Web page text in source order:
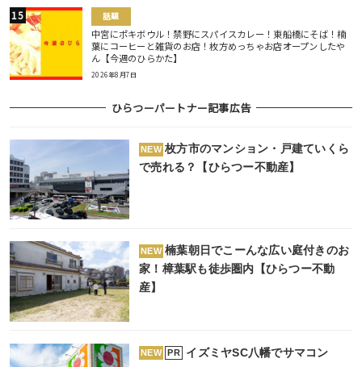
話題
中宮にポキボウル！禁野にスパイスカレー！東船橋にそば！楠
葉にコーヒーと雑貨のお店！枚方めっちゃお店オープンしたや
ん【今週のひらかた】
2026年8月7日
ひらつーパートナー記事広告
NEW 枚方市のマンション・戸建ていくら
で売れる？【ひらつー不動産】
NEW 楠葉朝日でこーんな広い庭付きのお
家！樟葉駅も徒歩圏内【ひらつー不動
産】
NEW PR イズミヤSC八幡でサマコン